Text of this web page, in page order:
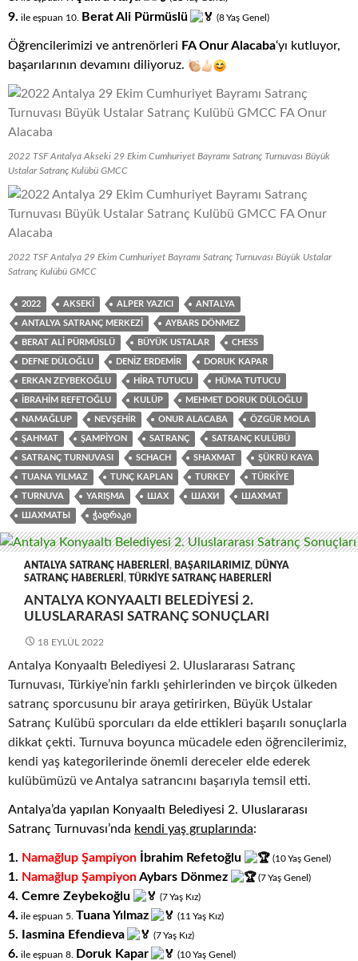
9. ile eşpuan 10. Berat Ali Pürmüslü (8Yaş Genel)
Öğrencilerimizi ve antrenörleri FA Onur Alacaba‘yı kutluyor,
başarılarının devamını diliyoruz.
2022 TSF Antalya Akseki 29 Ekim Cumhuriyet Bayramı Satranç Turnuvası Büyük
Ustalar Satranç Kulübü GMCC
2022 TSF Antalya 29 Ekim Cumhuriyet Bayramı Satranç Turnuvası Büyük Ustalar
Satranç Kulübü GMCC
2022 AKSEKI ALPER YAZICI ANTALYA
ANTALYA SATRANÇ MERKEZI AYBARS DÖNMEZ
BERAT ALI PÜRMÜSLÜ BÜYÜK USTALAR CHESS
DEFNE DÜLOĞLU DENIZ ERDEMIR DORUK KAPAR
ERKAN ZEYBEKOĞLU HIRA TUTUCU HÜMA TUTUCU
İBRAHIM REFETOĞLU KULÜP MEHMET DORUK DÜLOĞLU
NAMAĞLUP NEVŞEHIR ONUR ALACABA ÖZGÜR MOLA
ŞAHMAT ŞAMPIYON SATRANÇ SATRANÇ KULÜBÜ
SATRANÇ TURNUVASI SCHACH SHAXMAT ŞÜKRÜ KAYA
TUANA YILMAZ TUNÇ KAPLAN TURKEY TÜRKIYE
TURNUVA YARIŞMA ШАХ ШАХИ ШАХМАТ
ШАХМАТЫ ᲭᲐᲓᲠᲐᲙᲘ
ANTALYA SATRANÇ HABERLERI , BAŞARILARIMIZ, DÜNYA
SATRANÇ HABERLERI , TÜRKIYE SATRANÇ HABERLERI
ANTALYA KONYAALTI BELEDIYESI 2.
ULUSLARARASI SATRANÇ SONUÇLARI
18 EYLÜL 2022
Antalya Konyaaltı Belediyesi 2. Uluslararası Satranç
Turnuvası, Türkiye’nin farklı şehirlerinden ve birçok ülkeden
satranç sporcusunu bir araya getirirken, Büyük Ustalar
Satranç Kulübü sporcuları da elde ettikleri başarılı sonuçlarla
dikkat çekti. Turnuva boyunca mücadele eden öğrencilerimiz,
kendi yaş kategorilerinde önemli dereceler elde ederek
kulübümüzü ve Antalya satrancını başarıyla temsil etti.
Antalya’da yapılan Konyaaltı Belediyesi 2. Uluslararası
Satranç Turnuvası’nda kendi yaş gruplarında:
1. Namağlup Şampiyon İbrahim Refetoğlu (10Yaş Genel)
1. Namağlup ŞampiyonAybars Dönmez (7Yaş Genel)
4. Cemre Zeybekoğlu (7Yaş Kız)
4. ile eşpuan 5. Tuana Yılmaz (11 Yaş Kız)
5. Iasmina Efendieva (7Yaş Kız)
6. ile eşpuan 8. Doruk Kapar (10Yaş Genel)